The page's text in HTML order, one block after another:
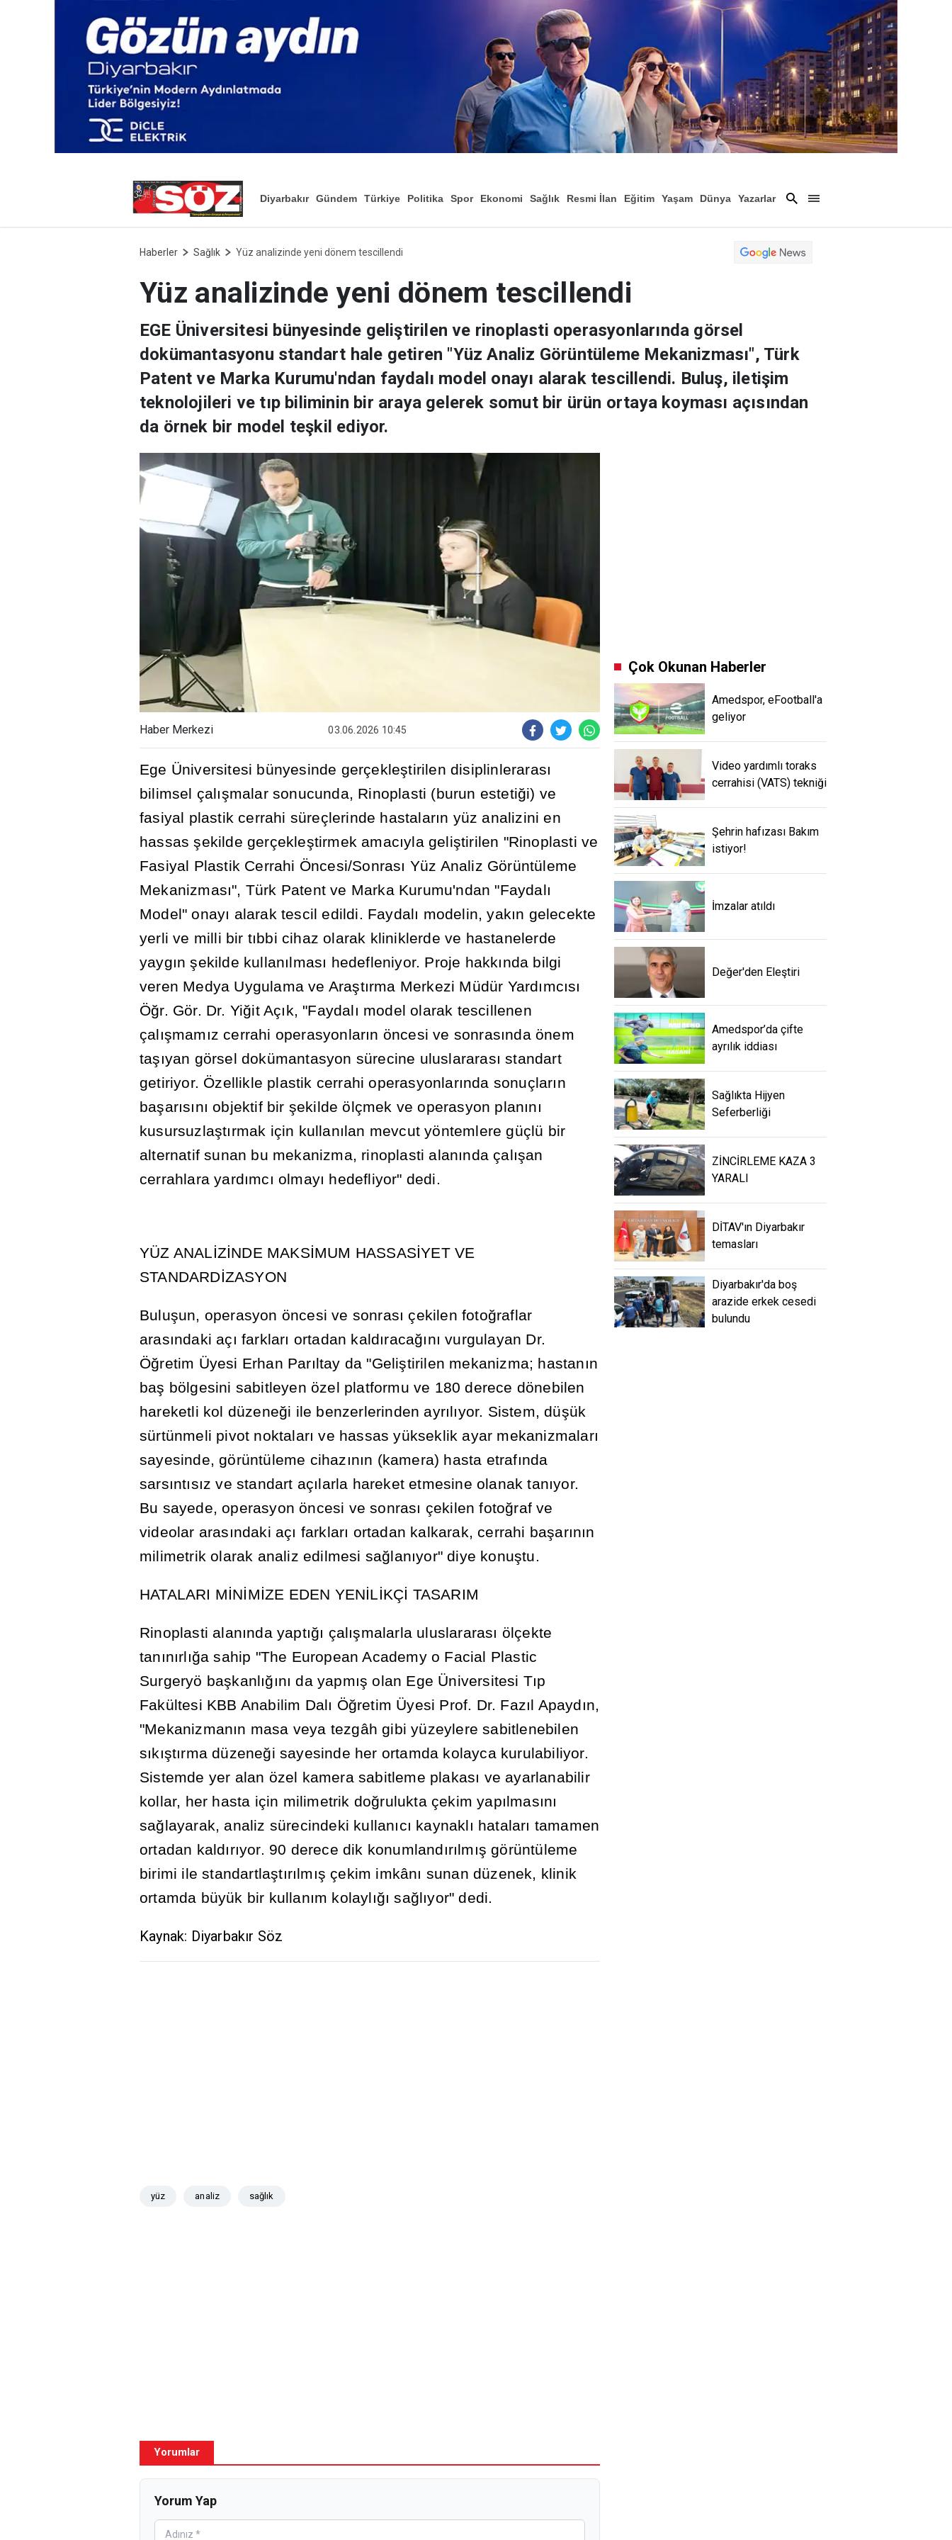
Diyarbakır Gündem Türkiye Politika Spor Ekonomi Sağlık Resmi İlan Eğitim Yaşam
Dünya
Yazarlar
Haberler Sağlık Yüz analizinde yeni dönem tescillendi
Yüz analizinde yeni dönem tescillendi
EGE Üniversitesi bünyesinde geliştirilen ve rinoplasti operasyonlarında görsel
dokümantasyonu standart hale getiren "Yüz Analiz Görüntüleme Mekanizması", Türk
Patent ve Marka Kurumu'ndan faydalı model onayı alarak tescillendi. Buluş, iletişim
teknolojileri ve tıp biliminin bir araya gelerek somut bir ürün ortaya koyması açısından
da örnek bir model teşkil ediyor.
Haber Merkezi 03.06.2026 10:45
Ege Üniversitesi bünyesinde gerçekleştirilen disiplinlerarası
bilimsel çalışmalar sonucunda, Rinoplasti (burun estetiği) ve
fasiyal plastik cerrahi süreçlerinde hastaların yüz analizini en
hassasşekilde gerçekleştirmek amacıyla geliştirilen "Rinoplasti ve
Fasiyal Plastik Cerrahi Öncesi/Sonrası Yüz Analiz Görüntüleme
Mekanizması", Türk Patent ve Marka Kurumu'ndan "Faydalı
Model" onayı alarak tescil edildi. Faydalı modelin, yakın gelecekte
yerli ve milli bir tıbbi cihaz olarak kliniklerde ve hastanelerde
yaygınşekilde kullanılması hedefleniyor. Proje hakkında bilgi
veren Medya Uygulama ve Araştırma Merkezi Müdür Yardımcısı
Öğr. Gör. Dr. Yiğit Açık, "Faydalı model olarak tescillenen
çalışmamız cerrahi operasyonların öncesi ve sonrasında önem
taşıyan görsel dokümantasyon sürecine uluslararası standart
getiriyor. Özellikle plastik cerrahi operasyonlarında sonuçların
başarısını objektif bir şekilde ölçmek ve operasyon planını
kusursuzlaştırmak için kullanılan mevcut yöntemlere güçlü bir
alternatif sunan bu mekanizma, rinoplasti alanında çalışan
cerrahlara yardımcı olmayı hedefliyor" dedi.
YÜZ ANALİZİNDE MAKSİMUM HASSASİYET VE
STANDARDİZASYON
Buluşun, operasyon öncesi ve sonrası çekilen fotoğraflar
arasındaki açı farkları ortadan kaldıracağını vurgulayan Dr.
Öğretim Üyesi Erhan Parıltay da "Geliştirilen mekanizma; hastanın
baş bölgesini sabitleyen özel platformu ve 180 derece dönebilen
hareketli kol düzeneği ile benzerlerinden ayrılıyor. Sistem, düşük
sürtünmeli pivot noktaları ve hassas yükseklik ayar mekanizmaları
sayesinde, görüntüleme cihazının (kamera) hasta etrafında
sarsıntısız ve standart açılarla hareket etmesine olanak tanıyor.
Bu sayede, operasyon öncesi ve sonrası çekilen fotoğraf ve
videolar arasındaki açı farkları ortadan kalkarak, cerrahi başarının
milimetrik olarak analiz edilmesi sağlanıyor" diye konuştu.
HATALARI MİNİMİZE EDEN YENİLİKÇİ TASARIM
Rinoplasti alanında yaptığı çalışmalarla uluslararası ölçekte
tanınırlığa sahip "The European Academy o Facial Plastic
Surgeryö başkanlığını da yapmış olan Ege Üniversitesi Tıp
Fakültesi KBB Anabilim Dalı Öğretim Üyesi Prof. Dr. Fazıl Apaydın,
"Mekanizmanın masa veya tezgâh gibi yüzeylere sabitlenebilen
sıkıştırma düzeneği sayesinde her ortamda kolayca kurulabiliyor.
Sistemde yer alan özel kamera sabitleme plakası ve ayarlanabilir
kollar, her hasta için milimetrik doğrulukta çekim yapılmasını
sağlayarak, analiz sürecindeki kullanıcı kaynaklı hataları tamamen
ortadan kaldırıyor. 90 derece dik konumlandırılmış görüntüleme
birimi ile standartlaştırılmış çekim imkânı sunan düzenek, klinik
ortamda büyük bir kullanım kolaylığı sağlıyor" dedi.
Kaynak: Diyarbakır Söz
yüz analiz sağlık
Yorumlar
Yorum Yap
Çok Okunan Haberler
Amedspor, eFootball'a
geliyor
Video yardımlı toraks
cerrahisi (VATS) tekniği
Şehrin hafızası Bakım
istiyor!
İmzalar atıldı
Değer'den Eleştiri
Amedspor’da çifte
ayrılık iddiası
Sağlıkta Hijyen
Seferberliği
ZİNCİRLEME KAZA 3
YARALI
DİTAV'ın Diyarbakır
temasları
Diyarbakır'da boş
arazide erkek cesedi
bulundu